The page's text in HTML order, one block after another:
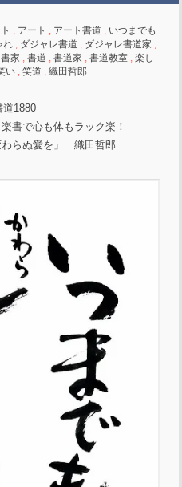
アート アート書道
いつまでも
れ ダジャレ書道 ダジャレ書道家
,書家 ,書道 ,書道家 ,書道教室 ,楽し
い ,笑道 ,織田哲郎
1880
書で心も体もラック楽！
わらぬ愛を」 織田哲郎